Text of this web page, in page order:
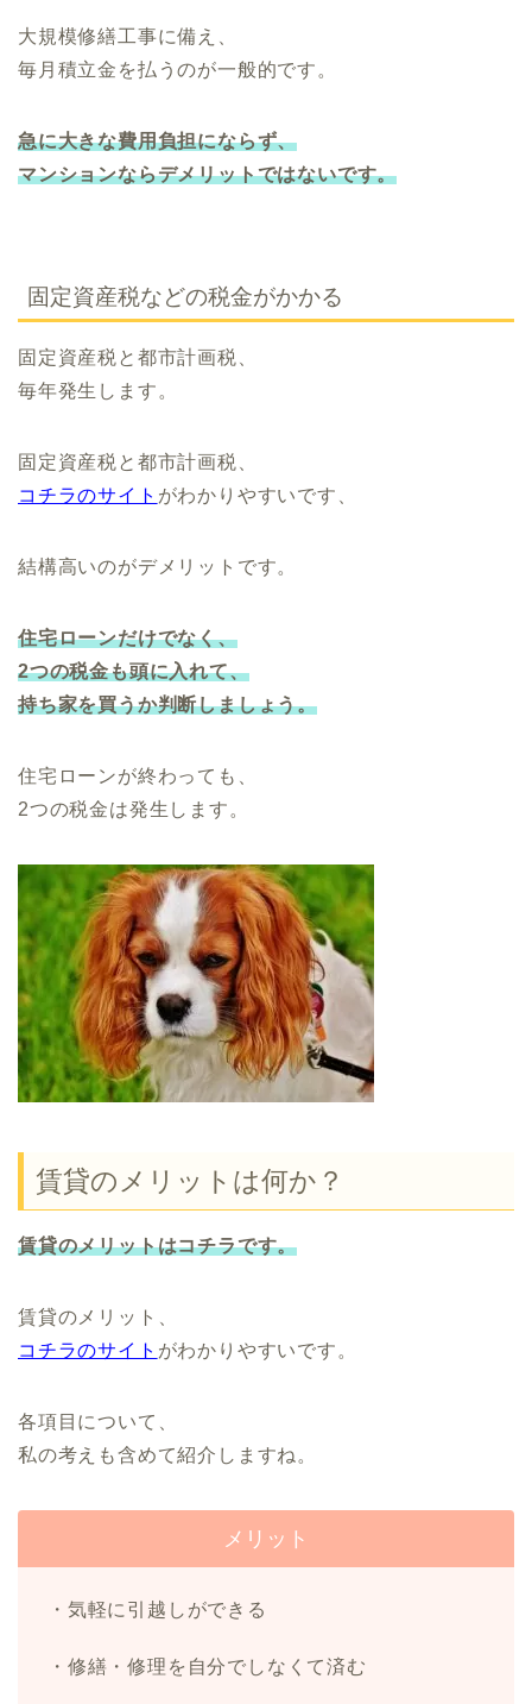
大規模修繕工事に備え、
毎月積立金を払うのが一般的です。
急に大きな費用負担にならず、
マンションならデメリットではないです。
固定資産税などの税金がかかる
固定資産税と都市計画税、
毎年発生します。
固定資産税と都市計画税、
コチラのサイト がわかりやすいです、
結構高いのがデメリットです。
住宅ローンだけでなく、
2つの税金も頭に入れて、
持ち家を買うか判断しましょう。
住宅ローンが終わっても、
2つの税金は発生します。
賃貸のメリットは何か？
賃貸のメリットはコチラです。
賃貸のメリット、
コチラのサイト がわかりやすいです。
各項目について、
私の考えも含めて紹介しますね。
メリット
・気軽に引越しができる
・修繕・修理を自分でしなくて済む